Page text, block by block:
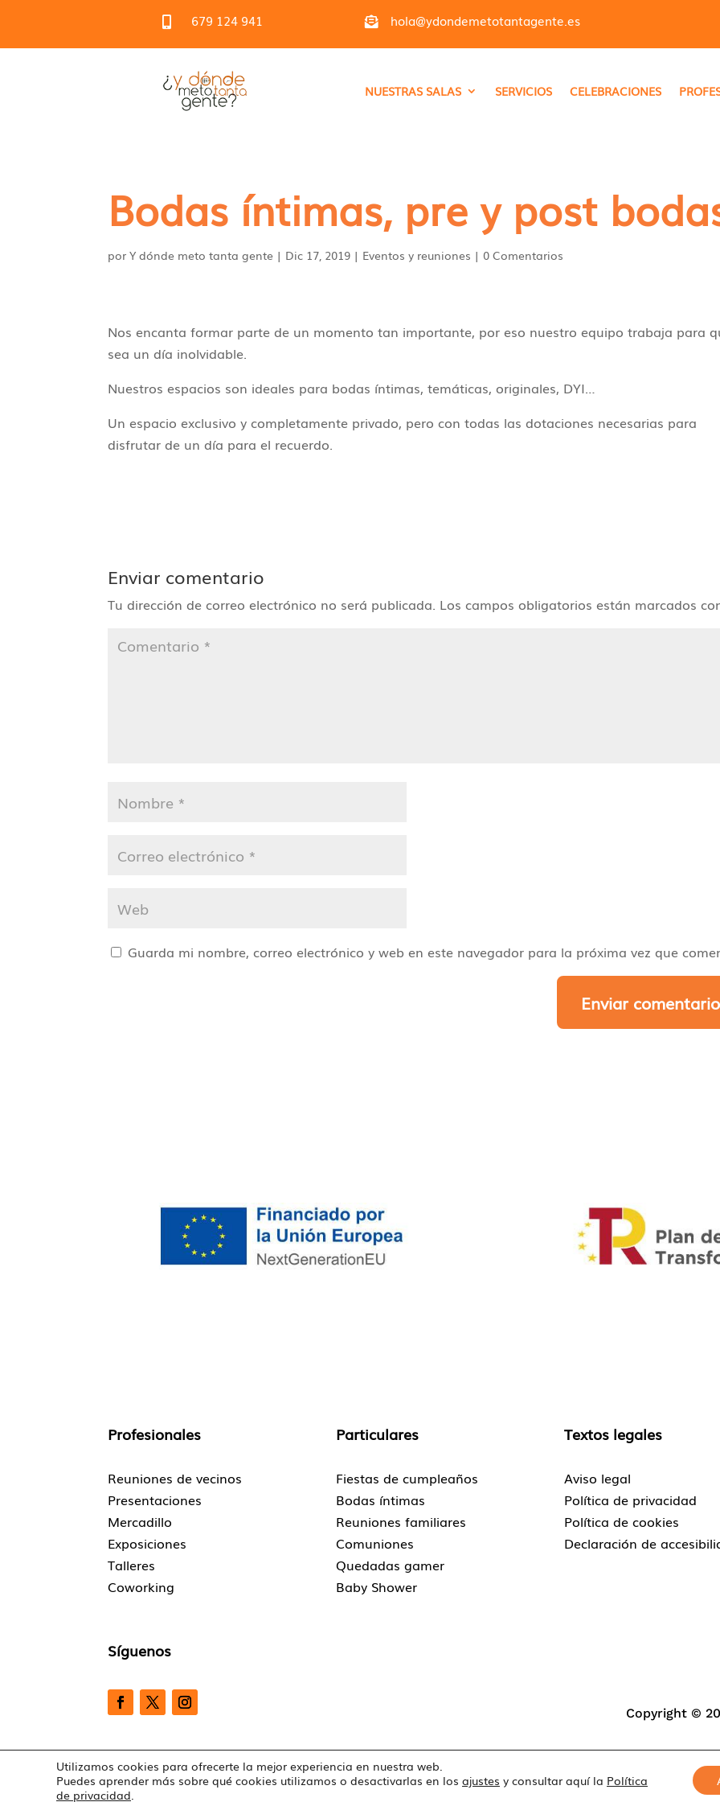
679 124 941  hola@ydondemetotantagente.es
NUESTRAS SALAS SERVICIOS CELEBRACIONES
Bodas íntimas, pre y post
porY dónde meto tanta gente | Dic 17, 2019 | Eventos y reuniones | 0 Comentarios
Nos encanta formar parte de un momento tan importante, por eso nuestro equipo trabaja para
sea un día inolvidable.
Nuestros espacios son ideales para bodas íntimas, temáticas, originales, DYI…
Un espacio exclusivo y completamente privado, pero con todas las dotaciones necesarias para
disfrutar de un día para el recuerdo.
Enviar comentario
Tu dirección de correo electrónico no será publicada. Los campos obligatorios están marcados
Guarda mi nombre, correo electrónico y web en este navegador para la próxima vez que
Profesionales
Reuniones de vecinos
Presentaciones
Mercadillo
Exposiciones
Talleres
Coworking
Particulares
Fiestas de cumpleaños
Bodas íntimas
Reuniones familiares
Comuniones
Quedadas gamer
Baby Shower
Textos legales
Aviso legal
Política de privacidad
Política de cookies
Declaración de
Síguenos
Copyright ©
Utilizamos cookies para ofrecerte la mejor experiencia en nuestra web.
Puedes aprender más sobre qué cookies utilizamos o desactivarlas en los ajustes y consultar aquí la Política
de privacidad.